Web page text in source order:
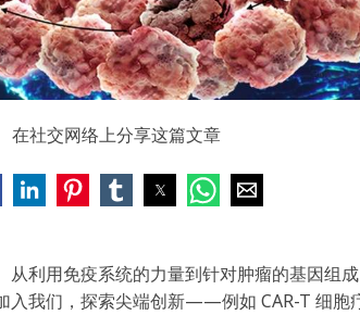
在社交网络上分享这篇文章
利用免疫系统的力量到针对肿瘤的基因组
入我们，探索尖端创新——例如 CAR-T 细胞